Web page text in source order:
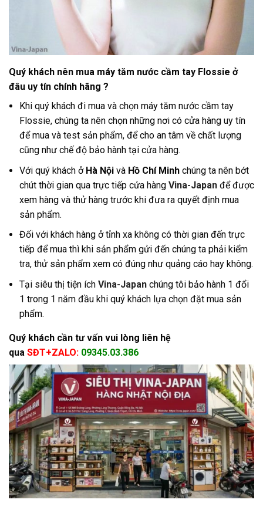
Quý khách nên mua máy tăm nước cầm tay Flossie ở
đâu uy tín chính hãng ?
Khi quý khách đi mua và chọn máy tăm nước cầm tay
Flossie, chúng ta nên chọn những nơi có cửa hàng uy tín
để mua và test sản phẩm, để cho an tâm về chất lượng
cũng như chế độ bảo hành tại cửa hàng.
Với quý khách ở Hà Nội và Hồ Chí Minh chúng ta nên bớt
chút thời gian qua trực tiếp cửa hàng Vina-Japan để được
xem hàng và thử hàng trước khi đưa ra quyết định mua
sản phẩm.
Đối với khách hàng ở tỉnh xa không có thời gian đến trực
tiếp để mua thì khi sản phẩm gửi đến chúng ta phải kiểm
tra, thử sản phẩm xem có đúng như quảng cáo hay không.
Tại siêu thị tiện ích Vina-Japan chúng tôi bảo hành 1 đổi
1 trong 1 năm đầu khi quý khách lựa chọn đặt mua sản
phẩm.
Quý khách cần tư vấn vui lòng liên hệ
qua SĐT+ZALO: 09345.03.386